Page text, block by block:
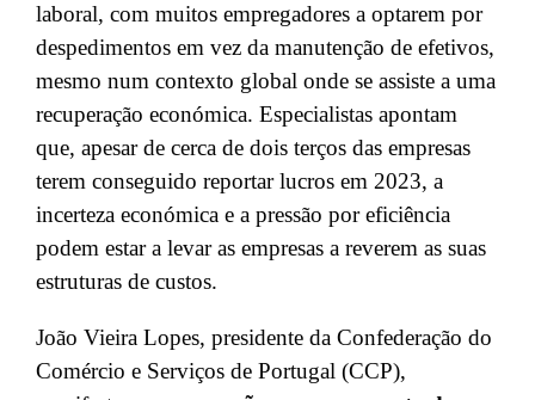
laboral, com muitos empregadores a optarem por
despedimentos em vez da manutenção de efetivos,
mesmo num contexto global onde se assiste a uma
recuperação económica. Especialistas apontam
que, apesar de cerca de dois terços das empresas
terem conseguido reportar lucros em 2023, a
incerteza económica e a pressão por eficiência
podem estar a levar as empresas a reverem as suas
estruturas de custos.
João Vieira Lopes, presidente da Confederação do
Comércio e Serviços de Portugal (CCP),